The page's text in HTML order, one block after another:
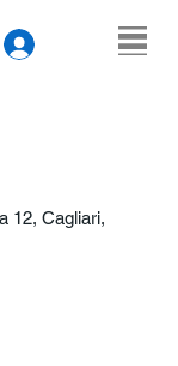
12, Cagliari,